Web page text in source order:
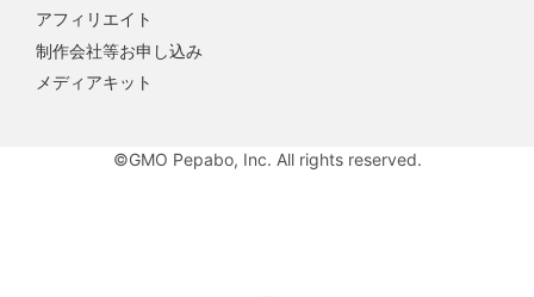
アフィリエイト
制作会社等お申し込み
メディアキット
©GMO Pepabo, Inc. All rights reserved.